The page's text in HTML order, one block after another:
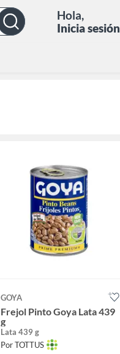
Hola,
Inicia sesión
GOYA
Frejol Pinto Goya Lata 439
g
Lata 439 g
Por TOTTUS